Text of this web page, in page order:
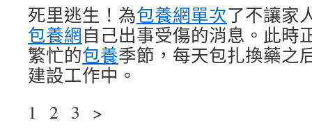
死里逃生！為包養網單次了不讓家
包養網自己出事受傷的消息。此時
繁忙的包養季節，每天包扎換藥之
建設工作中。
1 2 3 >